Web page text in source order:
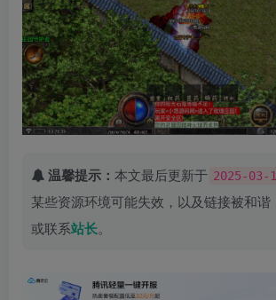
温馨提示： 本文最后更新于 2025-03-
某些资源环境可能失效，以及链接被和谐
或联系站长。